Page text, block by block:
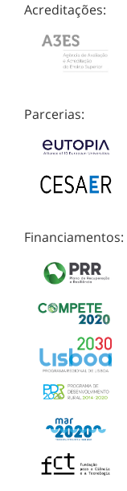
Acreditações:
Parcerias:
Financiamentos: